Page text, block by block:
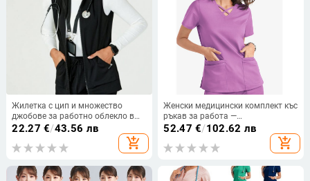
Жилетка с цип и множество
джобове за работно облекло в
козметични и зоомагазини, без
ръкави, влагоотводящ полиестер
със спандекс (90–95% полиестер,
Regular (50–65 cm)
22.27 €/43.56 лв
add_shopping_cart
Женски медицински комплект къс
ръкав за работа —
влагоотвеждаща еластична
материя (72% полиестер, 21%
вискоза, 7% еластан), лято 2024,
52.47 €/102.62 лв
add_shopping_cart